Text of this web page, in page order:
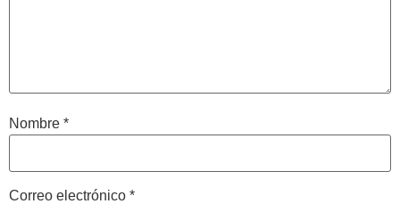
Nombre *
Correo electrónico *